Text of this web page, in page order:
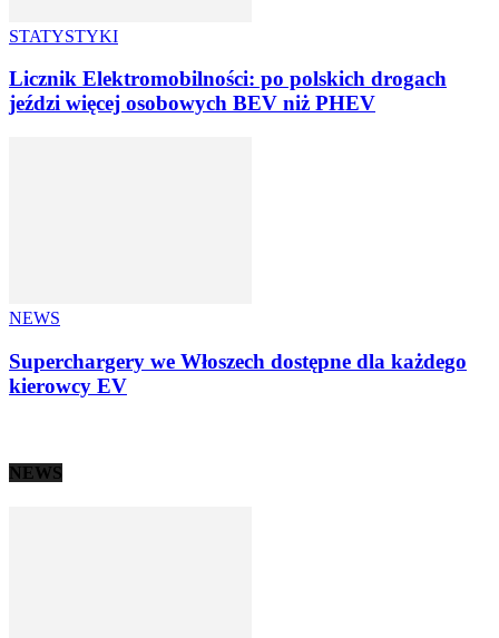
STATYSTYKI
Licznik Elektromobilności: po polskich drogach
jeździ więcej osobowych BEV niż PHEV
NEWS
Superchargery we Włoszech dostępne dla każdego
kierowcy EV
NEWS